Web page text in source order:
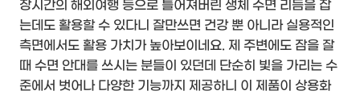
장시간의 해외여행 등으로 틀어져버린 생체 수면 리듬을 잡
는데도 활용할 수 있다니 잘만쓰면 건강 뿐 아니라 실용적인
측면에서도 활용 가치가 높아보이네요. 제 주변에도 잠을 잘
때 수면 안대를 쓰시는 분들이 있던데 단순히 빛을 가리는 수
준에서 벗어나 다양한 기능까지 제공하니 이 제품이 상용화